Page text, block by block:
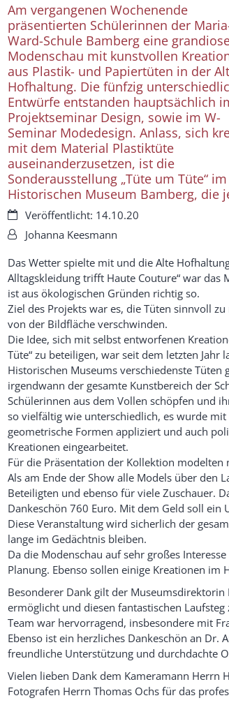
Am vergangenen Wochenende
präsentierten Schülerinnen der
Ward-Schule Bamberg eine
Modenschau mit kunstvollen
aus Plastik- und Papiertüten in der
Hofhaltung. Die fünfzig
Entwürfe entstanden hauptsächlich
Projektseminar Design, sowie im W-
Seminar Modedesign. Anlass, sich
mit dem Material Plastiktüte
auseinanderzusetzen, ist die
Sonderausstellung „Tüte um Tüte“ im
Historischen Museum Bamberg, die
Datum:Veröffentlicht: 14.10.20
Von:Johanna Keesmann
Das Wetter spielte mit und die Alte
Alltagskleidung trifft Haute Couture“ war das
ist aus ökologischen Gründen richtig so.
Ziel des Projekts war es, die Tüten sinnvoll
von der Bildfläche verschwinden.
Die Idee, sich mit selbst entworfenen
Tüte“ zu beteiligen, war seit dem letzten
Historischen Museums verschiedenste Tüten
irgendwann der gesamte Kunstbereich der
Schülerinnen aus dem Vollen schöpfen und
so vielfältig wie unterschiedlich, es wurde
geometrische Formen appliziert und auch
Kreationen eingearbeitet.
Für die Präsentation der Kollektion
Als am Ende der Show alle Models über den
Beteiligten und ebenso für viele Zuschauer.
Dankeschön 760 Euro. Mit dem Geld soll
Diese Veranstaltung wird sicherlich der
lange im Gedächtnis bleiben.
Da die Modenschau auf sehr großes
Planung. Ebenso sollen einige Kreationen im
Besonderer Dank gilt der
ermöglicht und diesen fantastischen
Team war hervorragend, insbesondere mit
Ebenso ist ein herzliches Dankeschön an Dr.
freundliche Unterstützung und durchdachte
Vielen lieben Dank dem Kameramann Herrn
Fotografen Herrn Thomas Ochs für das